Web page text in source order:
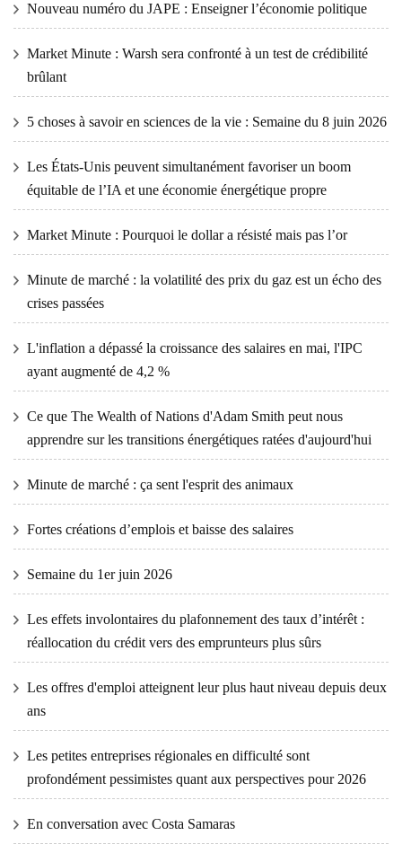
Nouveau numéro du JAPE : Enseigner l’économie politique
Market Minute : Warsh sera confronté à un test de crédibilité
brûlant
5 choses à savoir en sciences de la vie : Semaine du 8 juin 2026
Les États-Unis peuvent simultanément favoriser un boom
équitable de l’IA et une économie énergétique propre
Market Minute : Pourquoi le dollar a résisté mais pas l’or
Minute de marché : la volatilité des prix du gaz est un écho des
crises passées
L'inflation a dépassé la croissance des salaires en mai, l'IPC
ayant augmenté de 4,2 %
Ce que The Wealth of Nations d'Adam Smith peut nous
apprendre sur les transitions énergétiques ratées d'aujourd'hui
Minute de marché : ça sent l'esprit des animaux
Fortes créations d’emplois et baisse des salaires
Semaine du 1er juin 2026
Les effets involontaires du plafonnement des taux d’intérêt :
réallocation du crédit vers des emprunteurs plus sûrs
Les offres d'emploi atteignent leur plus haut niveau depuis deux
ans
Les petites entreprises régionales en difficulté sont
profondément pessimistes quant aux perspectives pour 2026
En conversation avec Costa Samaras